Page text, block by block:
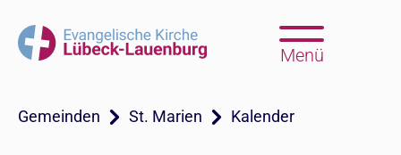
Menü
Gemeinden St. Marien Kalender